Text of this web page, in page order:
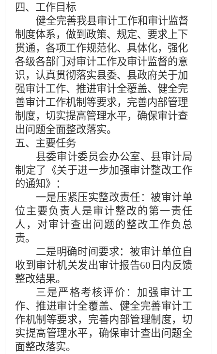
四、工作目标
健全完善我县审计工作和审计监督
制度体系，做到政策、规定、要求上下
贯通，各项工作规范化、具体化，强化
各级各部门对审计工作及审计监督的意
识，认真贯彻落实县委、县政府关于加
强审计工作、推进审计全覆盖、健全完
善审计工作机制等要求，完善内部管理
制度，切实提高管理水平，确保审计查
出问题全面整改落实。
五、主要任务
县委审计委员会办公室、县审计局
制定了《关于进一步加强审计整改工作
的通知》：
一是压紧压实整改责任：被审计单
位主要负责人是审计整改的第一责任
人，对审计查出问题的整改工作负总
责。
二是明确时间要求：被审计单位自
收到审计机关发出审计报告60日内反馈
整改结果。
三是严格考核评价：加强审计工
作、推进审计全覆盖、健全完善审计工
作机制等要求，完善内部管理制度，切
实提高管理水平，确保审计查出问题全
面整改落实。